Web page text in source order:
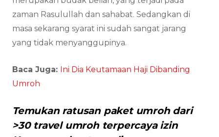
zaman Rasulullah dan sahabat. Sedangkan di
masa sekarang syarat ini sudah sangat jarang
yang tidak menyanggupinya.
Baca Juga: Ini Dia Keutamaan Haji Dibanding
Umroh
Temukan ratusan paket umroh dari
>30 travel umroh terpercaya izin